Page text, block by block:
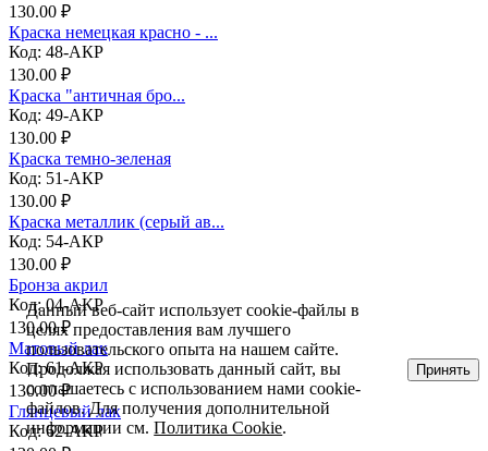
130.00 ₽
Краска немецкая красно - ...
Код: 48-АКР
130.00 ₽
Краска "античная бро...
Код: 49-АКР
130.00 ₽
Краска темно-зеленая
Код: 51-АКР
130.00 ₽
Краска металлик (серый ав...
Код: 54-АКР
130.00 ₽
Бронза акрил
Код: 04-АКР
130.00 ₽
Матовый лак
Код: 61-АКР
130.00 ₽
Глянцевый лак
Код: 62-АКР
Данный веб-сайт использует cookie-файлы в
целях предоставления вам лучшего
пользовательского опыта на нашем сайте.
Продолжая использовать данный сайт, вы
соглашаетесь с использованием нами cookie-
файлов. Для получения дополнительной
информации см.Политика Cookie.
Принять